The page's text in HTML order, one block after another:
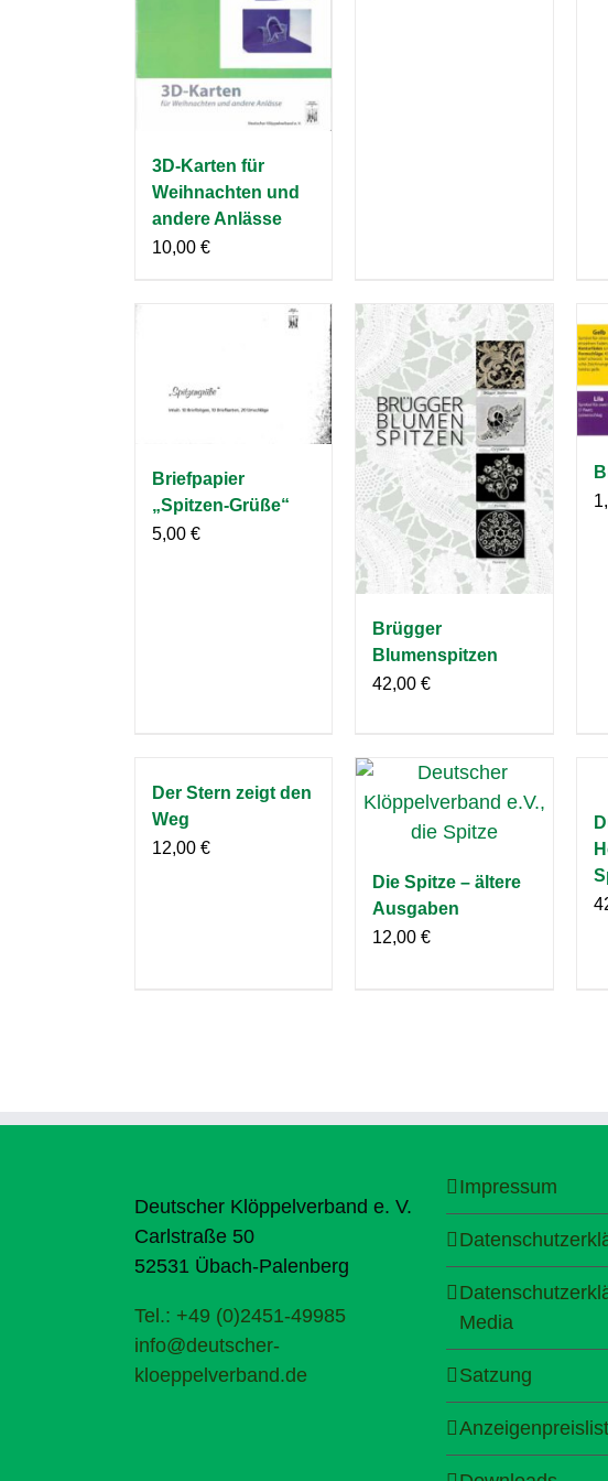
3D-Karten für
Weihnachten und
andere Anlässe
10,00 €
Briefpapier
„Spitzen-Grüße“
5,00 €
Brügger
Blumenspitzen
42,00€
Der Stern zeigt den
Weg
12,00 €
Die Spitze – ältere
Ausgaben
12,00€
Deutscher Klöppelverband e. V.
Carlstraße 50
52531 Übach-Palenberg
Tel.: +49 (0)2451-49985
info@deutscher-
kloeppelverband.de
Impressum
Media
Satzung